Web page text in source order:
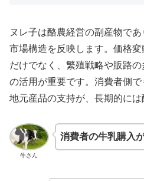
ヌレ子は酪農経営の副産物で
市場構造を反映します。価格
だけでなく、繁殖戦略や販路
の活用が重要です。消費者側
地元産品の支持が、長期的には
牛さん
消費者の牛乳購入